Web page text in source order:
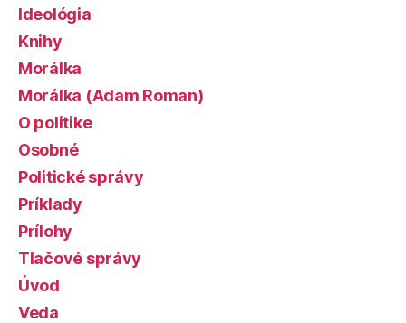
Ideológia
Knihy
Morálka
Morálka (Adam Roman)
O politike
Osobné
Politické správy
Príklady
Prílohy
Tlačové správy
Úvod
Veda